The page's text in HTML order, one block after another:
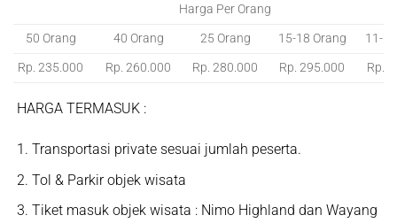
Harga Per Orang
50 Orang
40 Orang 25 Orang 15-18 Orang
11-
Rp. 235.000
Rp. 260.000 Rp. 280.000 Rp. 295.000 Rp.
HARGA TERMASUK :
Transportasi private sesuai jumlah peserta.
Tol & Parkir objek wisata
Tiket masuk objek wisata : Nimo Highland dan Wayang